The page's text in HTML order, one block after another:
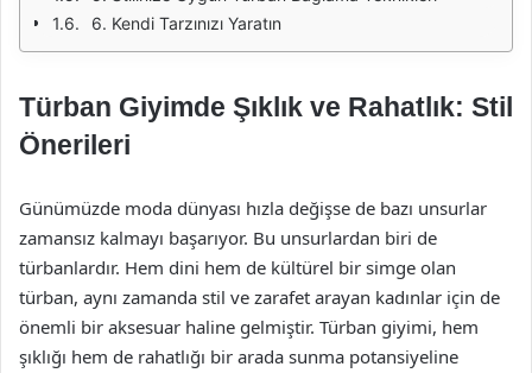
6. Kendi Tarzınızı Yaratın
Türban Giyimde Şıklık ve Rahatlık: Stil
Önerileri
Günümüzde moda dünyası hızla değişse de bazı unsurlar
zamansız kalmayı başarıyor. Bu unsurlardan biri de
türbanlardır. Hem dini hem de kültürel bir simge olan
türban, aynı zamanda stil ve zarafet arayan kadınlar için de
önemli bir aksesuar haline gelmiştir. Türban giyimi, hem
şıklığı hem de rahatlığı bir arada sunma potansiyeline